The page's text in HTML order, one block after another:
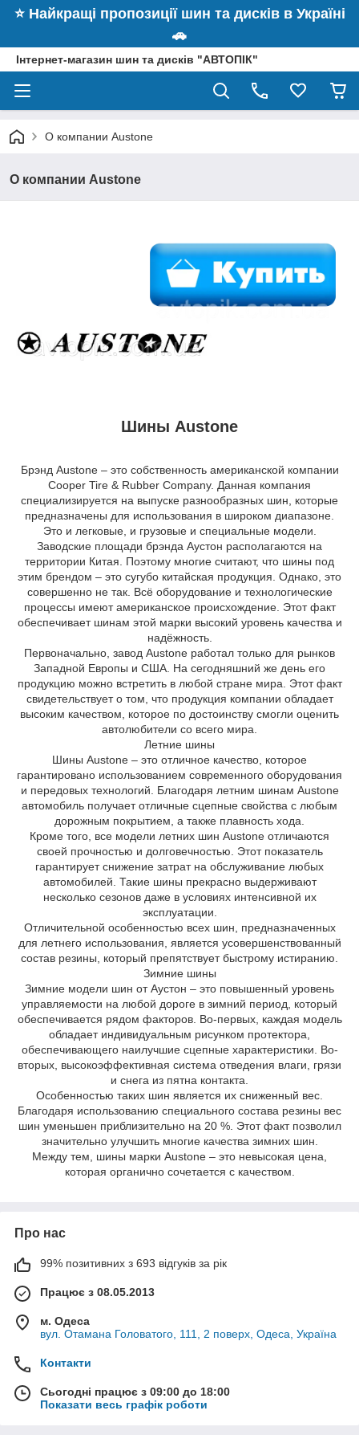
⭐️ Найкращі пропозиції шин та дисків в Україні
🚗
Інтернет-магазин шин та дисків "АВТОПІК"
О компании Austone
О компании Austone
Шины Austone
Брэнд Austone – это собственность американской компании
Cooper Tire & Rubber Company. Данная компания
специализируется на выпуске разнообразных шин, которые
предназначены для использования в широком диапазоне.
Это и легковые, и грузовые и специальные модели.
Заводские площади брэнда Аустон располагаются на
территории Китая. Поэтому многие считают, что шины под
этим брендом – это сугубо китайская продукция. Однако, это
совершенно не так. Всё оборудование и технологические
процессы имеют американское происхождение. Этот факт
обеспечивает шинам этой марки высокий уровень качества и
надёжность.
Первоначально, завод Austone работал только для рынков
Западной Европы и США. На сегодняшний же день его
продукцию можно встретить в любой стране мира. Этот факт
свидетельствует о том, что продукция компании обладает
высоким качеством, которое по достоинству смогли оценить
автолюбители со всего мира.
Летние шины
Шины Austone – это отличное качество, которое
гарантировано использованием современного оборудования
и передовых технологий. Благодаря летним шинам Austone
автомобиль получает отличные сцепные свойства с любым
дорожным покрытием, а также плавность хода.
Кроме того, все модели летних шин Austone отличаются
своей прочностью и долговечностью. Этот показатель
гарантирует снижение затрат на обслуживание любых
автомобилей. Такие шины прекрасно выдерживают
несколько сезонов даже в условиях интенсивной их
эксплуатации.
Отличительной особенностью всех шин, предназначенных
для летнего использования, является усовершенствованный
состав резины, который препятствует быстрому истиранию.
Зимние шины
Зимние модели шин от Аустон – это повышенный уровень
управляемости на любой дороге в зимний период, который
обеспечивается рядом факторов. Во-первых, каждая модель
обладает индивидуальным рисунком протектора,
обеспечивающего наилучшие сцепные характеристики. Во-
вторых, высокоэффективная система отведения влаги, грязи
и снега из пятна контакта.
Особенностью таких шин является их сниженный вес.
Благодаря использованию специального состава резины вес
шин уменьшен приблизительно на 20 %. Этот факт позволил
значительно улучшить многие качества зимних шин.
Между тем, шины марки Austone – это невысокая цена,
которая органично сочетается с качеством.
Про нас
99% позитивних з 693 відгуків за рік
Працює з 08.05.2013
м. Одеса
вул. Отамана Головатого, 111, 2 поверх, Одеса, Україна
Контакти
Сьогодні працює з 09:00 до 18:00
Показати весь графік роботи